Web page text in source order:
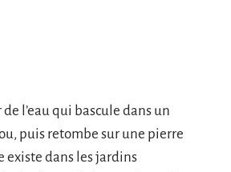
l’eau qui bascule dans un
puis retombe sur une pierre
existe dans les jardins